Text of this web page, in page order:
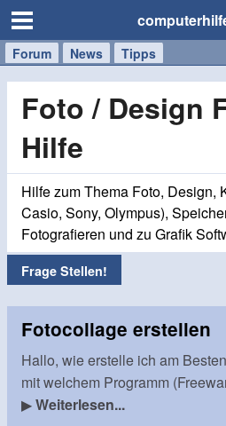
Forum News Tipps
Handy
Windows
Mac
Foto / Design
Hilfe
Hilfe zum Thema Foto, Design,
Casio, Sony, Olympus),
Fotografieren und zu Grafik
Frage Stellen!
Fotocollage erstellen
Hallo, wie erstelle ich am
mit welchem Programm
▶Weiterlesen...